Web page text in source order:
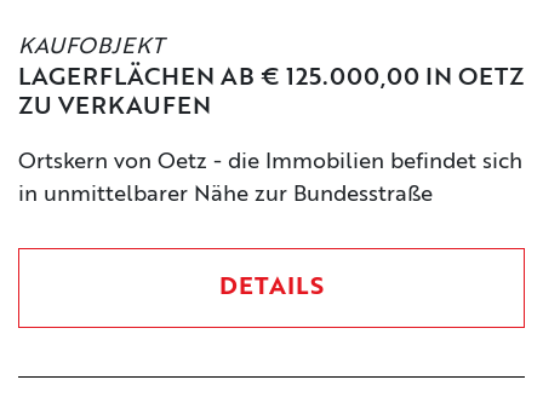
KAUFOBJEKT
LAGERFLÄCHEN AB € 125.000,00 IN OETZ
ZU VERKAUFEN
Ortskern von Oetz - die Immobilien befindet sich
in unmittelbarer Nähe zur Bundesstraße
DETAILS